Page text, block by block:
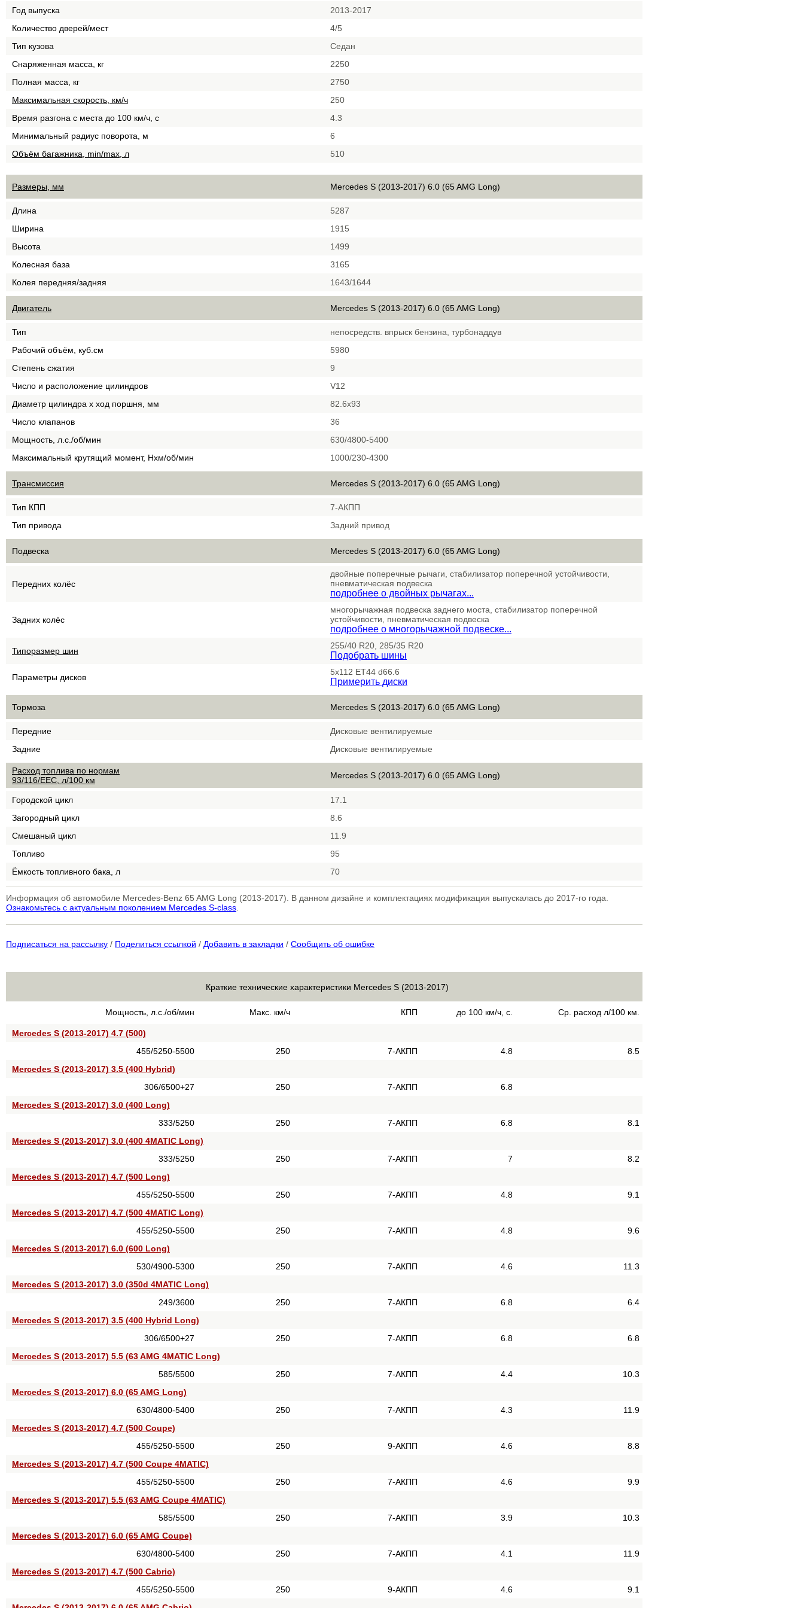
Год выпуска
2013-2017
Количество дверей/мест
4/5
Тип кузова
Седан
Снаряженная масса, кг
2250
Полная масса, кг
2750
Максимальная скорость, км/ч
250
Время разгона с места до 100 км/ч, с
4.3
Минимальный радиус поворота, м
6
Объём багажника, min/max, л
510
Размеры, мм Mercedes S (2013-2017) 6.0 (65 AMG Long)
Длина
5287
Ширина
1915
Высота
1499
Колесная база
3165
Колея передняя/задняя
1643/1644
Двигатель Mercedes S (2013-2017) 6.0 (65 AMG Long)
Тип
непосредств. впрыск бензина, турбонаддув
Рабочий объём, куб.см
5980
Степень сжатия
9
Число и расположение цилиндров
V12
Диаметр цилиндра х ход поршня, мм
82.6x93
Число клапанов
36
Мощность, л.с./об/мин
630/4800-5400
Максимальный крутящий момент, Нхм/об/мин
1000/230-4300
Трансмиссия Mercedes S (2013-2017) 6.0 (65 AMG Long)
Тип КПП
7-АКПП
Тип привода
Задний привод
Подвеска Mercedes S (2013-2017) 6.0 (65 AMG Long)
Передних колёс
двойные поперечные рычаги, стабилизатор поперечной устойчивости,
пневматическая подвеска
подробнее о двойных рычагах...
Задних колёс
многорычажная подвеска заднего моста, стабилизатор поперечной
устойчивости, пневматическая подвеска
подробнее о многорычажной подвеске...
Типоразмер шин
255/40 R20, 285/35 R20
Подобрать шины
Параметры дисков
5x112 ET44 d66.6
Примерить диски
Тормоза Mercedes S (2013-2017) 6.0 (65 AMG Long)
Передние
Дисковые вентилируемые
Задние
Дисковые вентилируемые
Расход топлива по нормам
93/116/EEC, л/100 км
Mercedes S (2013-2017) 6.0 (65 AMG Long)
Городской цикл
17.1
Загородный цикл
8.6
Смешаный цикл
11.9
Топливо
95
Ёмкость топливного бака, л
70
Информация об автомобиле Mercedes-Benz 65 AMG Long (2013-2017). В данном дизайне и комплектациях модификация выпускалась до 2017-го года.
Ознакомьтесь с актуальным поколением Mercedes S-class
Подписаться на рассылку / Поделиться ссылкой / Добавить в закладки / Сообщить об ошибке
Краткие технические характеристики Mercedes S (2013-2017)
Мощность, л.с./об/мин Макс. км/ч КПП до 100 км/ч, с. Ср. расход л/100 км.
Mercedes S (2013-2017) 4.7 (500)
455/5250-5500
250 7-АКПП 4.8
8.5
Mercedes S (2013-2017) 3.5 (400 Hybrid)
306/6500+27
250 7-АКПП
6.8
Mercedes S (2013-2017) 3.0 (400 Long)
333/5250
250 7-АКПП 6.8
8.1
Mercedes S (2013-2017) 3.0 (400 4MATIC Long)
333/5250
250 7-АКПП 7
8.2
Mercedes S (2013-2017) 4.7 (500 Long)
455/5250-5500
250 7-АКПП 4.8
9.1
Mercedes S (2013-2017) 4.7 (500 4MATIC Long)
455/5250-5500
250 7-АКПП 4.8
9.6
Mercedes S (2013-2017) 6.0 (600 Long)
530/4900-5300
250 7-АКПП 4.6
11.3
Mercedes S (2013-2017) 3.0 (350d 4MATIC Long)
249/3600
250 7-АКПП 6.8
6.4
Mercedes S (2013-2017) 3.5 (400 Hybrid Long)
306/6500+27
250 7-АКПП 6.8
6.8
Mercedes S (2013-2017) 5.5 (63 AMG 4MATIC Long)
585/5500
250 7-АКПП 4.4
10.3
Mercedes S (2013-2017) 6.0 (65 AMG Long)
630/4800-5400
250 7-АКПП 4.3
11.9
Mercedes S (2013-2017) 4.7 (500 Coupe)
455/5250-5500
250 9-АКПП 4.6
8.8
Mercedes S (2013-2017) 4.7 (500 Coupe 4MATIC)
455/5250-5500
250 7-АКПП 4.6
9.9
Mercedes S (2013-2017) 5.5 (63 AMG Coupe 4MATIC)
585/5500
250 7-АКПП 3.9
10.3
Mercedes S (2013-2017) 6.0 (65 AMG Coupe)
630/4800-5400
250 7-АКПП 4.1
11.9
Mercedes S (2013-2017) 4.7 (500 Cabrio)
455/5250-5500
250 9-АКПП 4.6
9.1